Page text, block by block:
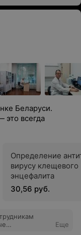
Беларуси.
всегда
Определение
вирусу клещевого
энцефалита
30,56 руб.
Еще